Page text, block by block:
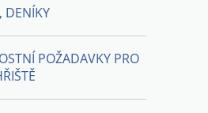
DENÍKY
POŽADAVKY PRO